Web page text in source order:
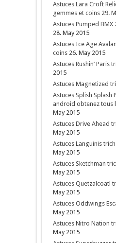
Astuces Lara Croft
gemmes et coins 29.
Astuces Pumped
28. May 2015
Astuces Ice Age
coins 26. May 2015
Astuces Rushin’ Paris
2015
Astuces Magnetized
Astuces Splish Splash
android obtenez tous
May 2015
Astuces Drive Ahead
May 2015
Astuces Languinis
May 2015
Astuces Sketchman
May 2015
Astuces Quetzalcoatl
May 2015
Astuces Oddwings
May 2015
Astuces Nitro Nation
May 2015